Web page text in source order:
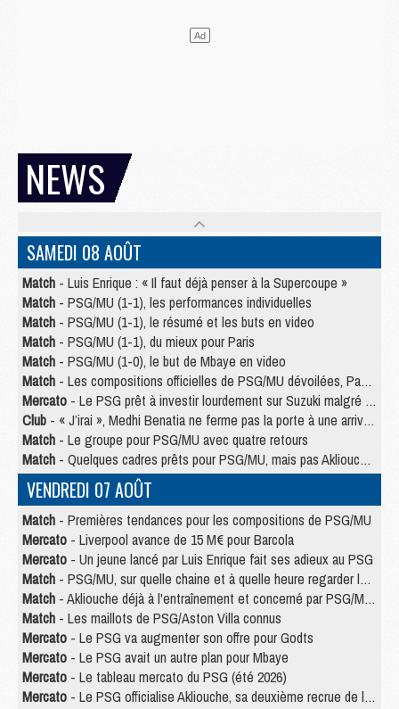
NEWS
SAMEDI 08 AOÛT
Match - Luis Enrique : « Il faut déjà penser à la Supercoupe »
Match - PSG/MU (1-1), les performances individuelles
Match - PSG/MU (1-1), le résumé et les buts en video
Match - PSG/MU (1-1), du mieux pour Paris
Match - PSG/MU (1-0), le but de Mbaye en video
Match - Les compositions officielles de PSG/MU dévoilées, Pacho titulaire
Mercato - Le PSG prêt à investir lourdement sur Suzuki malgré Safonov et Chevalier
Club - « J’irai », Medhi Benatia ne ferme pas la porte à une arrivée au PSG
Match - Le groupe pour PSG/MU avec quatre retours
Match - Quelques cadres prêts pour PSG/MU, mais pas Akliouche ?
VENDREDI 07 AOÛT
Match - Premières tendances pour les compositions de PSG/MU
Mercato - Liverpool avance de 15 M€ pour Barcola
Mercato - Un jeune lancé par Luis Enrique fait ses adieux au PSG
Match - PSG/MU, sur quelle chaine et à quelle heure regarder le match ?
Match - Akliouche déjà à l'entraînement et concerné par PSG/MU ?
Match - Les maillots de PSG/Aston Villa connus
Mercato - Le PSG va augmenter son offre pour Godts
Mercato - Le PSG avait un autre plan pour Mbaye
Mercato - Le tableau mercato du PSG (été 2026)
Mercato - Le PSG officialise Akliouche, sa deuxième recrue de l’été